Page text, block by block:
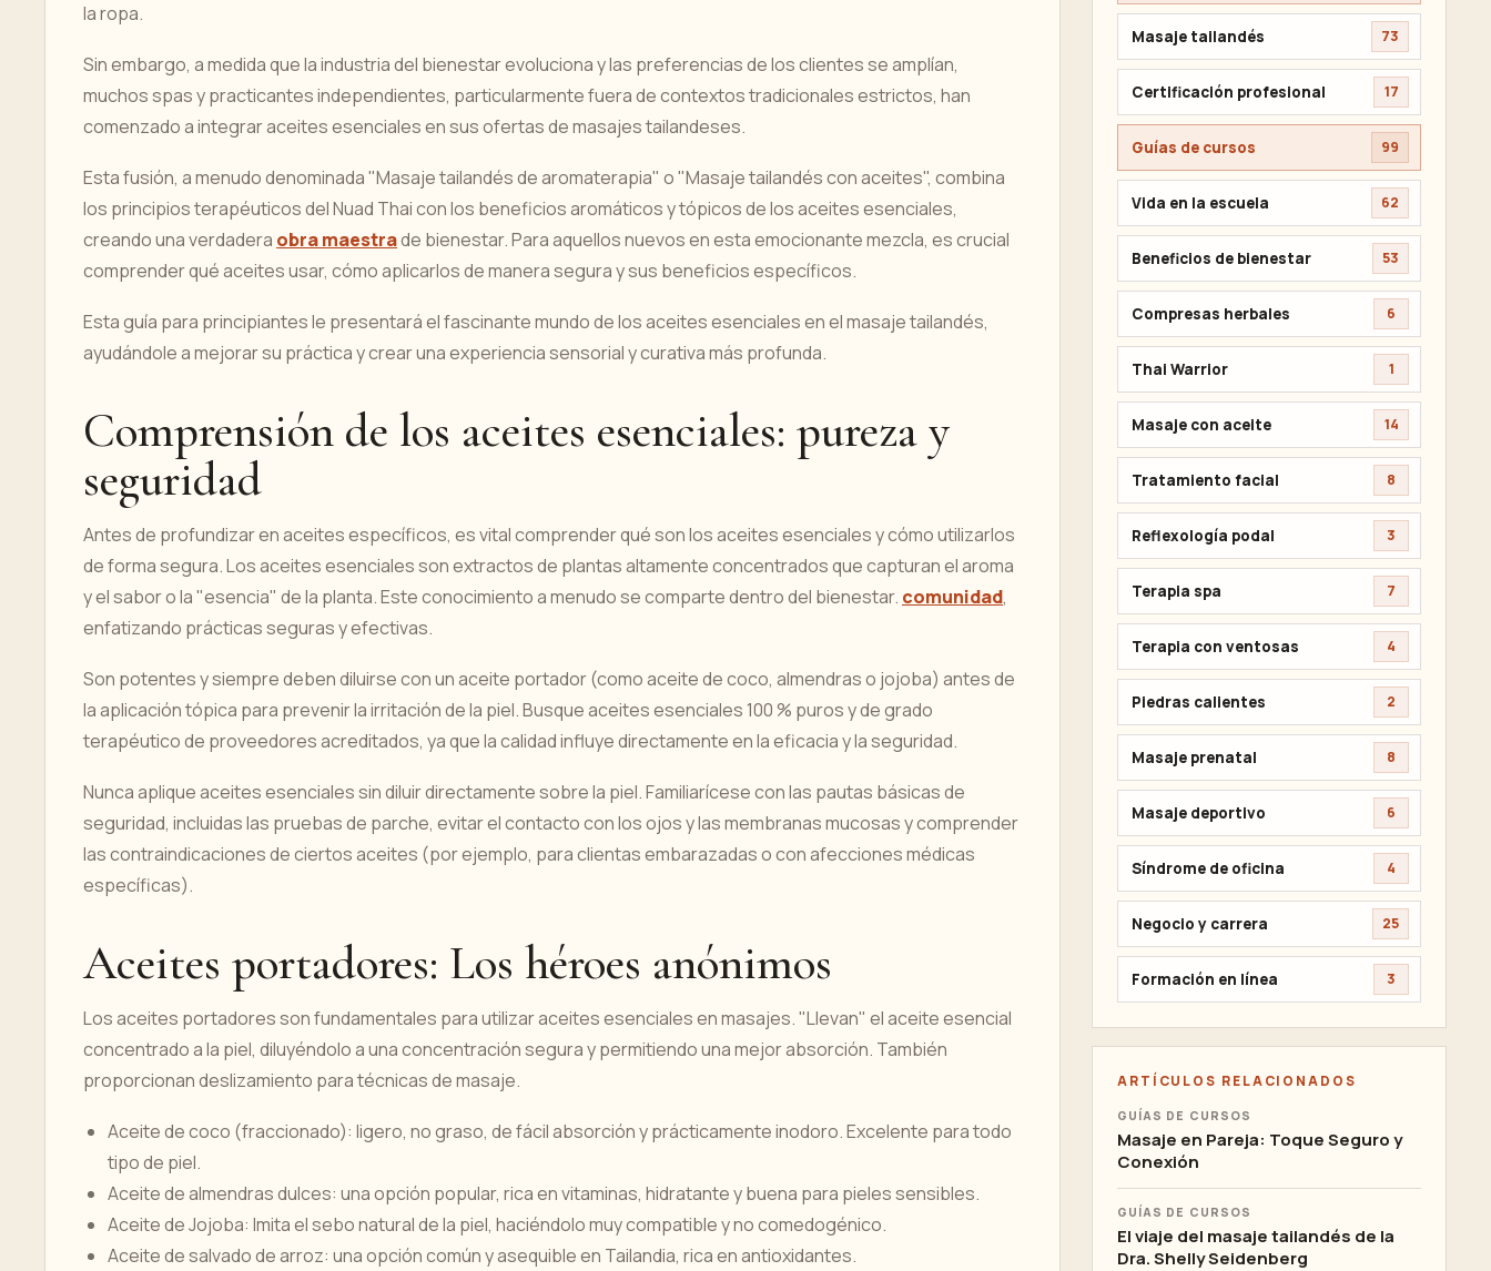
la ropa.
Sin embargo, a medida que la industria del bienestar evoluciona y las preferencias de los clientes se amplían,
muchos spas y practicantes independientes, particularmente fuera de contextos tradicionales estrictos, han
comenzado a integrar aceites esenciales en sus ofertas de masajes tailandeses.
Esta fusión, a menudo denominada "Masaje tailandés de aromaterapia" o "Masaje tailandés con aceites", combina
los principios terapéuticos del Nuad Thai con los beneficios aromáticos y tópicos de los aceites esenciales,
creando una verdadera obra maestrade bienestar. Para aquellos nuevos en esta emocionante mezcla, es crucial
comprender qué aceites usar, cómo aplicarlos de manera segura y sus beneficios específicos.
Esta guía para principiantes le presentará el fascinante mundo de los aceites esenciales en el masaje tailandés,
ayudándole a mejorar su práctica y crear una experiencia sensorial y curativa más profunda.
Comprensión de los aceites esenciales: pureza y
seguridad
Antes de profundizar en aceites específicos, es vital comprender qué son los aceites esenciales y cómo utilizarlos
de forma segura. Los aceites esenciales son extractos de plantas altamente concentrados que capturan el aroma
y el sabor o la "esencia" de la planta. Este conocimiento a menudo se comparte dentro del bienestar. comunidad,
enfatizando prácticas seguras y efectivas.
Son potentes y siempre deben diluirse con un aceite portador (como aceite de coco, almendras o jojoba) antes de
la aplicación tópica para prevenir la irritación de la piel. Busque aceites esenciales 100 % puros y de grado
terapéutico de proveedores acreditados, ya que la calidad influye directamente en la eficacia y la seguridad.
Nunca aplique aceites esenciales sin diluir directamente sobre la piel. Familiarícese con las pautas básicas de
seguridad, incluidas las pruebas de parche, evitar el contacto con los ojos y las membranas mucosas y comprender
las contraindicaciones de ciertos aceites (por ejemplo, para clientas embarazadas o con afecciones médicas
específicas).
Aceites portadores: Los héroes anónimos
Los aceites portadores son fundamentales para utilizar aceites esenciales en masajes. "Llevan" el aceite esencial
concentrado a la piel, diluyéndolo a una concentración segura y permitiendo una mejor absorción. También
proporcionan deslizamiento para técnicas de masaje.
Aceite de coco (fraccionado): ligero, no graso, de fácil absorción y prácticamente inodoro. Excelente para todo
tipo de piel.
Aceite de almendras dulces: una opción popular, rica en vitaminas, hidratante y buena para pieles sensibles.
Aceite de Jojoba: Imita el sebo natural de la piel, haciéndolo muy compatible y no comedogénico.
Aceite de salvado de arroz: una opción común y asequible en Tailandia, rica en antioxidantes.
Masaje tailandés 73
Certificación profesional 17
Guías de cursos 99
Vida en la escuela 62
Beneficios de bienestar 53
Compresas herbales 6
Thai Warrior 1
Masaje con aceite 14
Tratamiento facial 8
Reflexología podal 3
Terapia spa 7
Terapia con ventosas 4
Piedras calientes 2
Masaje prenatal 8
Masaje deportivo 6
Síndrome de oficina 4
Negocio y carrera 25
Formación en línea 3
ARTÍCULOS RELACIONADOS
GUÍAS DE CURSOS
Masaje en Pareja: Toque Seguro y
Conexión
GUÍAS DE CURSOS
El viaje del masaje tailandés de la
Dra. Shelly Seidenberg